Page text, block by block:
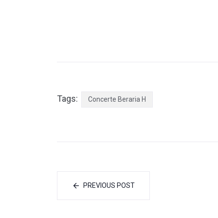
Tags: Concerte Beraria H
PREVIOUS POST